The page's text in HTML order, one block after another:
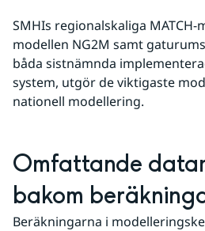
SMHIs regionalskaliga MATCH-
modellen NG2M samt
båda sistnämnda
system, utgör de viktigaste
nationell modellering.
Omfattande
bakom
Beräkningarna i